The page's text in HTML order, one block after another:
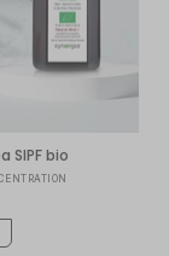
SIPF bio